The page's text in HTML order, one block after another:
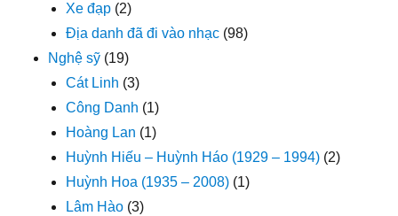
Xe đạp (2)
Địa danh đã đi vào nhạc (98)
Nghệ sỹ (19)
Cát Linh (3)
Công Danh (1)
Hoàng Lan (1)
Huỳnh Hiếu – Huỳnh Háo (1929 – 1994) (2)
Huỳnh Hoa (1935 – 2008) (1)
Lâm Hào (3)